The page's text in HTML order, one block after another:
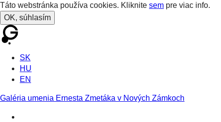
Táto webstránka používa cookies. Kliknite sem pre viac info.
OK, súhlasím
SK
HU
EN
Galéria umenia Ernesta Zmetáka v Nových Zámkoch